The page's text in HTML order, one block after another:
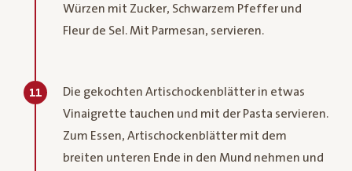
Würzen mit Zucker, Schwarzem Pfeffer und
Fleur de Sel. Mit Parmesan, servieren.
11
Die gekochten Artischockenblätter in etwas
Vinaigrette tauchen und mit der Pasta servieren.
Zum Essen, Artischockenblätter mit dem
breiten unteren Ende in den Mund nehmen und